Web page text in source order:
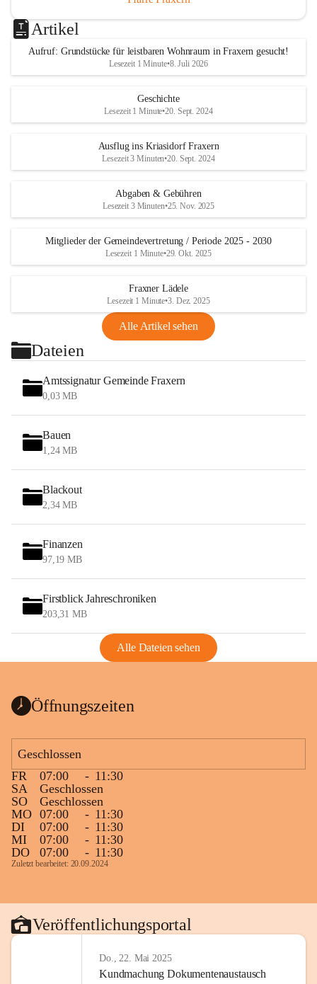
Artikel
Aufruf: Grundstücke für leistbaren Wohnraum in Fraxern gesucht!
Lesezeit 1 Minute•8. Juli 2026
Geschichte
Lesezeit 1 Minute•20. Sept. 2024
Ausflug ins Kriasidorf Fraxern
Lesezeit 3 Minuten•20. Sept. 2024
Abgaben & Gebühren
Lesezeit 3 Minuten•25. Nov. 2025
Mitglieder der Gemeindevertretung / Periode 2025 - 2030
Lesezeit 1 Minute•29. Okt. 2025
Fraxner Lädele
Lesezeit 1 Minute•3. Dez. 2025
Alle Artikel sehen
Dateien
Amtssignatur Gemeinde Fraxern
0,03 MB
Bauen
1,24 MB
Blackout
2,34 MB
Finanzen
97,19 MB
Firstblick Jahreschroniken
203,31 MB
Alle Dateien sehen
Öffnungszeiten
Geschlossen
FR
07:00 - 11:30
SA
Geschlossen
SO
Geschlossen
MO 07:00 - 11:30
DI
07:00 - 11:30
MI
07:00 - 11:30
DO
07:00 - 11:30
Zuletzt bearbeitet: 20.09.2024
Veröffentlichungsportal
Do., 22. Mai 2025
Kundmachung Dokumentenaustausch